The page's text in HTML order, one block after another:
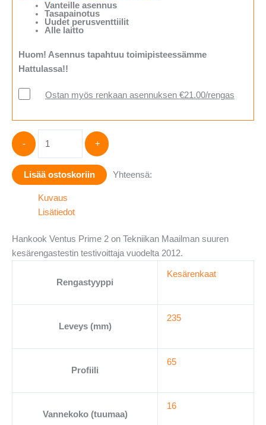
Vanteille asennus
Tasapainotus
Uudet perusventtiilit
Alle laitto
Huom! Asennus tapahtuu toimipisteessämme
Hattulassa!!
Ostan myös renkaan asennuksen €21.00/rengas
-
ST
AS2
RA30
235/65-
määrä
+
Lisää ostoskoriin Yhteensä:
Kuvaus
Lisätiedot
Hankook Ventus Prime 2 on Tekniikan Maailman suuren
kesärengastestin testivoittaja vuodelta 2012.
Rengastyyppi
Kesärenkaat
Leveys (mm)
235
Profiili
65
Vannekoko (tuumaa)
16